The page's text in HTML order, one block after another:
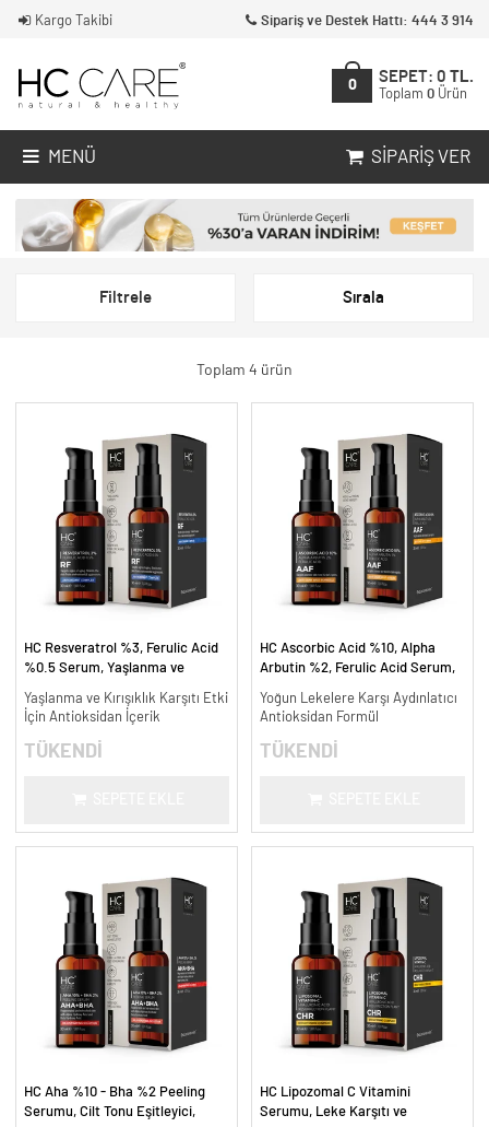
Kargo Takibi Sipariş ve Destek Hattı: 444 3 914
0
SEPET: 0 TL.
Toplam 0 Ürün
MENÜ SIPARIŞ VER
Filtrele Sırala
Toplam 4 ürün
HC Resveratrol %3, Ferulic Acid
%0.5 Serum, Yaşlanma ve
Yaşlanma ve Kırışıklık Karşıtı Etki
İçin Antioksidan İçerik
TÜKENDİ
HC Ascorbic Acid %10, Alpha
Arbutin %2, Ferulic Acid Serum,
ml.
Yoğun Lekelere Karşı Aydınlatıcı
Antioksidan Formül
TÜKENDİ
HC Aha %10 - Bha %2 Peeling
Serumu, Cilt Tonu Eşitleyici,
HC Lipozomal C Vitamini
Serumu, Leke Karşıtı ve